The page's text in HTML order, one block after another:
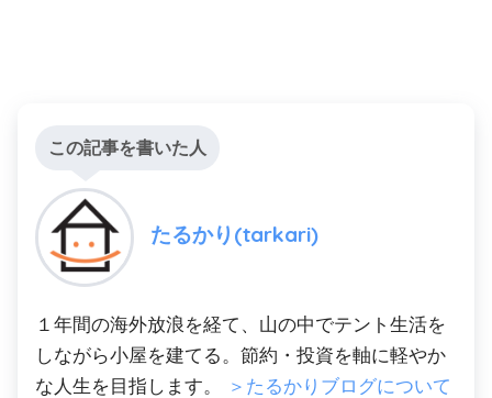
この記事を書いた人
たるかり(tarkari)
１年間の海外放浪を経て、山の中でテント生活を
しながら小屋を建てる。節約・投資を軸に軽やか
な人生を目指します。
＞たるかりブログについて